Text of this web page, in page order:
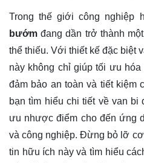
Trong thế giới công nghiệp
bướm đang dần trở thành
thể thiếu. Với thiết kế đặc biệt
này không chỉ giúp tối ưu
đảm bảo an toàn và tiết kiệm
bạn tìm hiểu chi tiết về van
ưu nhược điểm cho đến ứng
và công nghiệp. Đừng bỏ lỡ
tin hữu ích này và tìm hiểu